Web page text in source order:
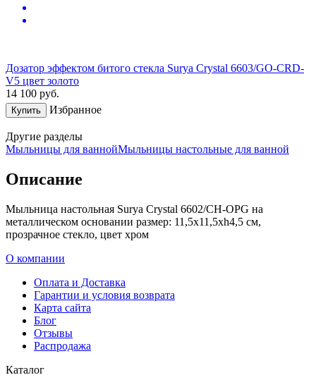
Дозатор эффектом битого стекла Surya Crystal 6603/GO-CRD-
V5 цвет золото
14 100 руб.
Купить Избранное
Другие разделы
Мыльницы для ваннойМыльницы настольные для ванной
Описание
Мыльница настольная Surya Crystal 6602/CH-OPG на
металлическом основании размер: 11,5х11,5хh4,5 см,
прозрачное стекло, цвет хром
О компании
Оплата и Доставка
Гарантии и условия возврата
Карта сайта
Блог
Отзывы
Распродажа
Каталог